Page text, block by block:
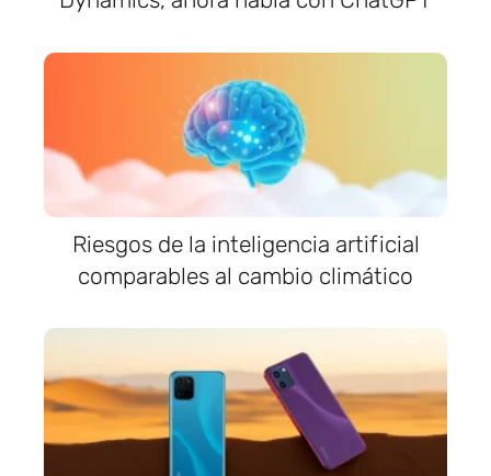
Riesgos de la inteligencia artificial
comparables al cambio climático